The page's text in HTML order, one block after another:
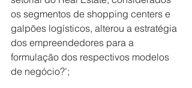
os segmentos de shopping centers e
galpões logísticos, alterou a estratégia
dos empreendedores para a
formulação dos respectivos modelos
de negócio?’;